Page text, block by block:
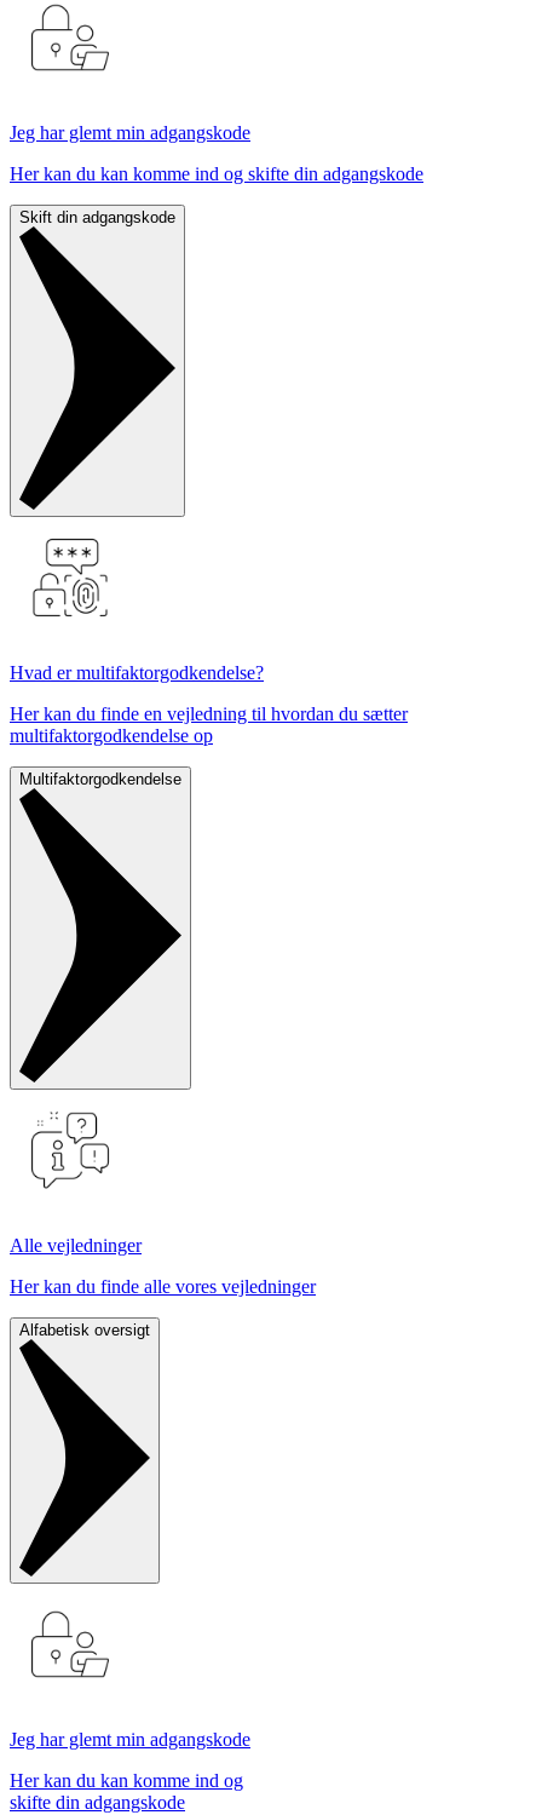
Jeg har glemt min adgangskode
Her kan du kan komme ind og skifte din adgangskode
Skift din adgangskode
Hvad er multifaktorgodkendelse?
Her kan du finde en vejledning til hvordan du sætter
multifaktorgodkendelse op
Multifaktorgodkendelse
Alle vejledninger
Her kan du finde alle vores vejledninger
Alfabetisk oversigt
Jeg har glemt min adgangskode
Her kan du kan komme ind og
skifte din adgangskode